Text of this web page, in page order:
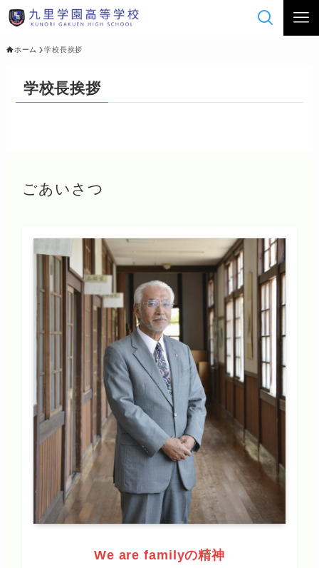
ホーム 学校長挨拶
学校長挨拶
ごあいさつ
We are familyの精神